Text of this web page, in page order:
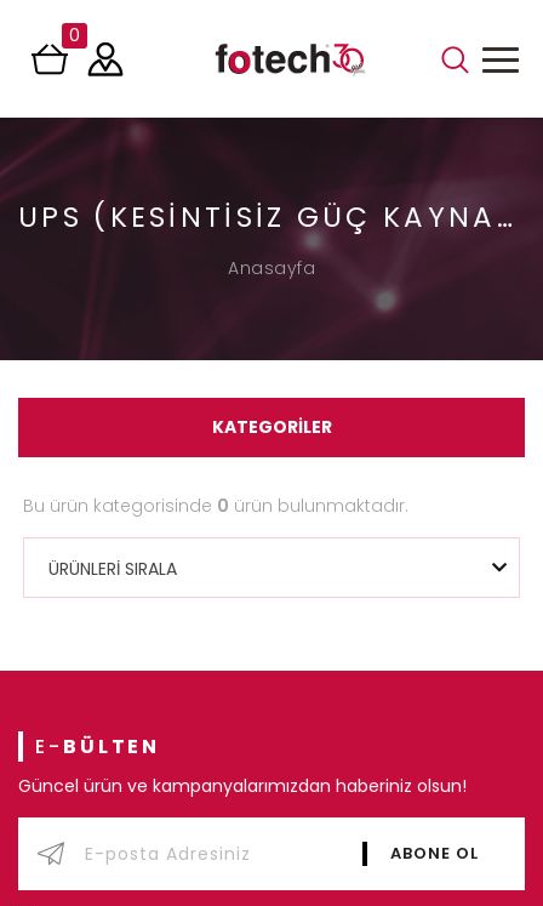
0
UPS (KESINTISIZ GÜÇ KAYNAĞI)
Anasayfa
KATEGORİLER
Bu ürün kategorisinde 0 ürün bulunmaktadır.
ÜRÜNLERİ SIRALA
E- BÜLTEN
Güncel ürün ve kampanyalarımızdan haberiniz olsun!